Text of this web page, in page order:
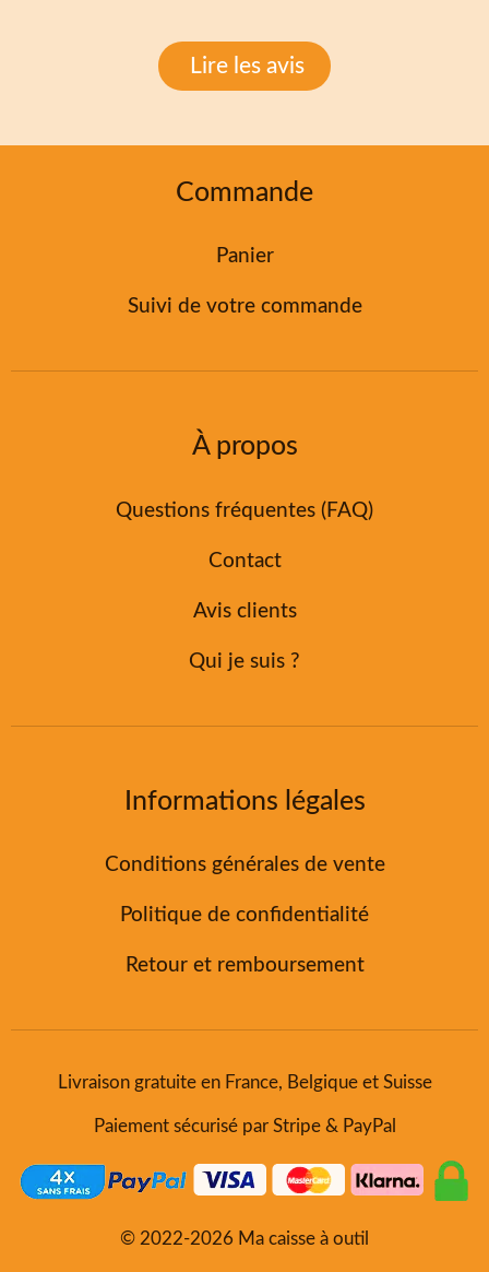
Lire les avis
Commande
Panier
Suivi de votre commande
À propos
Questions fréquentes (FAQ)
Contact
Avis clients
Qui je suis ?
Informations légales
Conditions générales de vente
Politique de confidentialité
Retour et remboursement
Livraison gratuite en France, Belgique et Suisse
Paiement sécurisé par Stripe & PayPal
© 2022-2026 Ma caisse à outil